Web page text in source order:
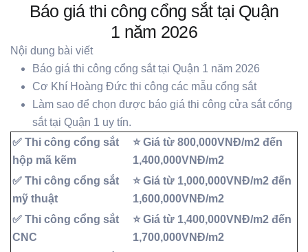
Báo giá thi công cổng sắt tại Quận
1 năm 2026
Nội dung bài viết
Báo giá thi công cổng sắt tại Quận 1 năm 2026
Cơ Khí Hoàng Đức thi công các mẫu cổng sắt
Làm sao để chọn được báo giá thi công cửa sắt cổng
sắt tại Quận 1 uy tín.
✅ Thi công cổng sắt
hộp mã kẽm
⭐ Giá từ 800,000VNĐ/m2 đến
1,400,000VNĐ/m2
✅ Thi công cổng sắt
mỹ thuật
⭐ Giá từ 1,000,000VNĐ/m2 đến
1,600,000VNĐ/m2
✅ Thi công cổng sắt
CNC
⭐ Giá từ 1,400,000VNĐ/m2 đến
1,700,000VNĐ/m2